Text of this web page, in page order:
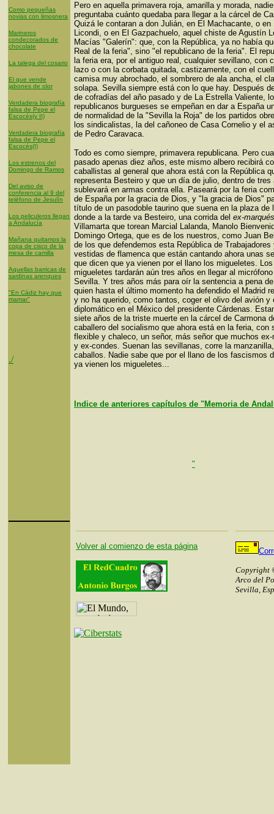
Como pequeñas
novias con limosnera
Marineros
condecorados de
chocolate
La talega del cosario
El que vende
jabones de olor
Verdadera biografía
falsa de Pepe el
Escocés(y II)
Verdadera biografía
falsa de Pepe el
Escocés(I)
Los estrenos del
Domingo de Ramos
Del aviso de
conferencia al 9 del
teléfono de Jesulín
Los peliculeros llegan
a Andalucía
Mañana quitamos la
copa de cisco de la
mesa de camilla
Aquellas barricas de
sardinas arenques
"En Cádiz hay que
mamar"
./
Pero en aquella primavera roja, amarilla y morada, nadie
preguntaba cuánto quedaba para llegar a la cárcel de
Quizá le contaran a don Julián, en El Machacante, o en
Licondi, o en El Gazpachuelo, aquel chiste de Agustín
Macías "Galerín": que, con la República, ya no había
Real de la feria", sino "el republicano de la feria". El
la feria era, por el antiguo real, cualquier sevillano, con
lazo o con la corbata quitada, castizamente, con el
camisa muy abrochado, el sombrero de ala ancha, el
solapa. Sevilla siempre está con lo que hay. Después
de cofradías del año pasado y de La Estrella Valiente,
republicanos burgueses se empeñan en dar a España
de normalidad de la "Sevilla la Roja" de los partidos
los sindicalistas, la del cañoneo de Casa Cornelio y el
de Pedro Caravaca.
Todo es como siempre, primavera republicana. Pero
pasado apenas diez años, este mismo albero recibirá
caballistas al general que ahora está con la República
representa Besteiro y que un día de julio, dentro de tres
sublevará en armas contra ella. Paseará por la feria
de España por la gracia de Dios, y "la gracia de Dios"
título de un pasodoble taurino que suena en la plaza de
donde a la tarde va Besteiro, una corrida del ex-marqués
Villamarta que torean Marcial Lalanda, Manolo
Domingo Ortega, que es de los nuestros, como Juan
de los que defendemos esta República de Trabajadores
vestidas de flamenca que están cantando ahora unas
que dicen que ya vienen por el llano los migueletes. Los
migueletes tardarán aún tres años en llegar al
Sevilla. Y tres años más para oír la sentencia a pena
quien hasta el último momento ha defendido el Madrid
y no ha querido, como tantos, coger el olivo del avión y
diplomático en el México del presidente Cárdenas.
siete años de la triste muerte en la cárcel de Carmona
caballero del socialismo que ahora está en la feria, con
flexible y chaleco, un señor, más señor que muchos ex-
y ex-condes. Suenan las sevillanas, corre la
caballos. Nadie sabe que por el llano de los fascismos
ya vienen los migueletes...
Indice de anteriores capítulos de "Memoria de
"
Volver al comienzo de esta página
Copyright
Arco del
Sevilla,